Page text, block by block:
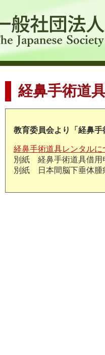
経鼻手術道
教育委員会より「経鼻
経鼻手術道具レンタル
別紙 経鼻手術道具借用
別紙 日本間脳下垂体腫